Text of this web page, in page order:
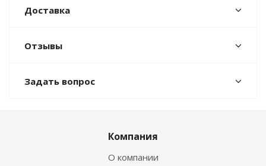
Доставка
Отзывы
Задать вопрос
Компания
О компании